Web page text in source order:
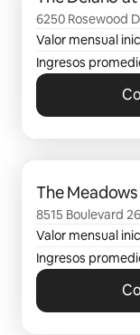
6250 Rosewood
Valor mensual
Ingresos
The
8515 Boulevard
Valor mensual
Ingresos